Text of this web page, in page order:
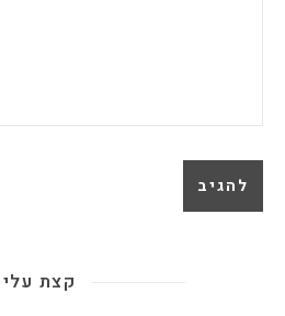
קצת עלי